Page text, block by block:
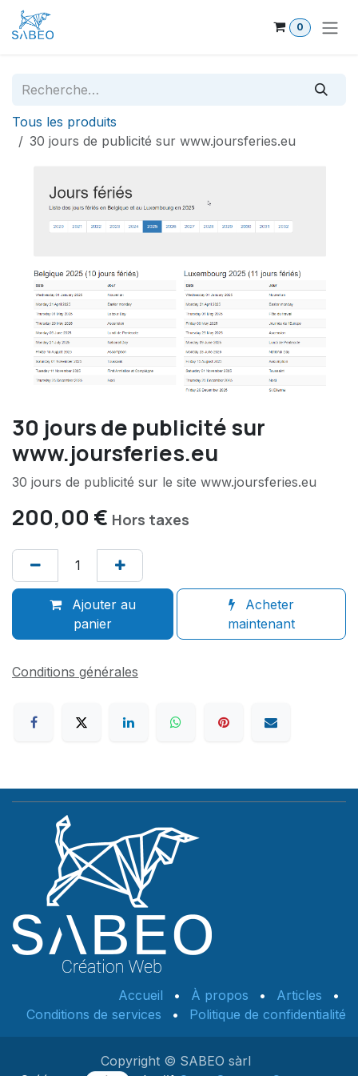
Se rendre au contenu
0
Tous les produits
30 jours de publicité sur www.joursferies.eu
30 jours de publicité sur
www.joursferies.eu
30 jours de publicité sur le site www.joursferies.eu
200,00 € Hors taxes
Ajouter au
panier
Acheter
maintenant
Conditions générales
Accueil • À propos • Articles
•
Conditions de services
• Politique de confidentialité
Copyright © SABEO sàrl